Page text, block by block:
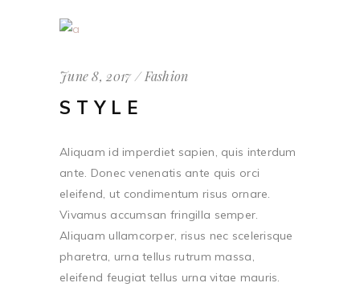
June 8, 2017 Fashion
STYLE
Aliquam id imperdiet sapien, quis interdum
ante. Donec venenatis ante quis orci
eleifend, ut condimentum risus ornare.
Vivamus accumsan fringilla semper.
Aliquam ullamcorper, risus nec scelerisque
pharetra, urna tellus rutrum massa,
eleifend feugiat tellus urna vitae mauris.